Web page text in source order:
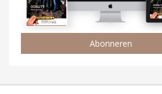
Abonneren